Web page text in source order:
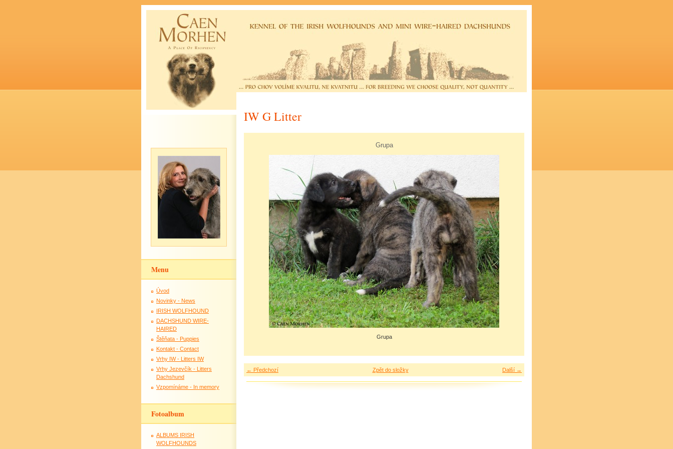
IW G Litter
Grupa
Grupa
← Předchozí Další →
Zpět do složky
Menu
Úvod
Novinky - News
IRISH WOLFHOUND
DACHSHUND WIRE-
HAIRED
Štěňata - Puppies
Kontakt - Contact
Vrhy IW - Litters IW
Vrhy Jezevčík - Litters
Dachshund
Vzpomínáme - In memory
Fotoalbum
ALBUMS IRISH
WOLFHOUNDS